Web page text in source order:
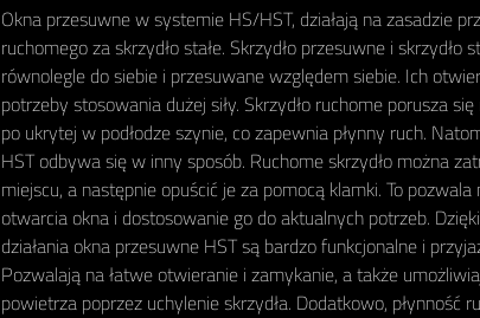
Okna przesuwne w systemie HS/HST, działają na zasadzie
ruchomego za skrzydło stałe. Skrzydło przesuwne i skrzydło
równolegle do siebie i przesuwane względem siebie. Ich
potrzeby stosowania dużej siły. Skrzydło ruchome porusza
po ukrytej w podłodze szynie, co zapewnia płynny ruch.
HST odbywa się w inny sposób. Ruchome skrzydło można
miejscu, a następnie opuścić je za pomocą klamki. To
otwarcia okna i dostosowanie go do aktualnych potrzeb.
działania okna przesuwne HST są bardzo funkcjonalne i
Pozwalają na łatwe otwieranie i zamykanie, a także
powietrza poprzez uchylenie skrzydła. Dodatkowo, płynność